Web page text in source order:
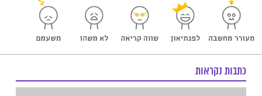
כתבות נקראות